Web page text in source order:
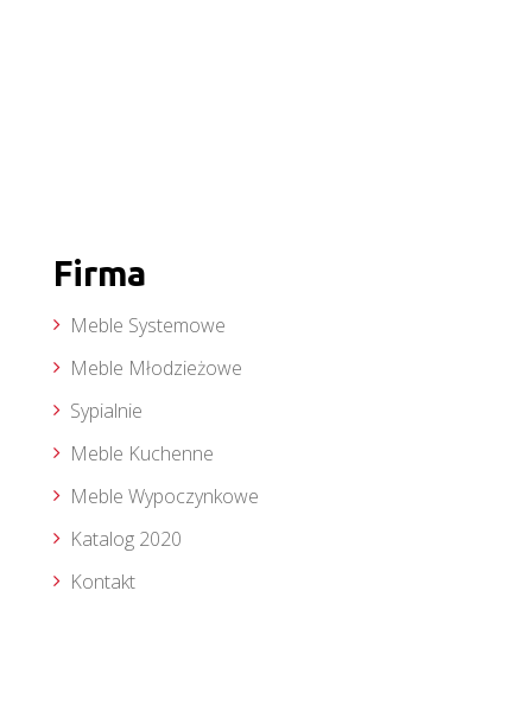
Firma
Meble Systemowe
Meble Młodzieżowe
Sypialnie
Meble Kuchenne
Meble Wypoczynkowe
Katalog 2020
Kontakt